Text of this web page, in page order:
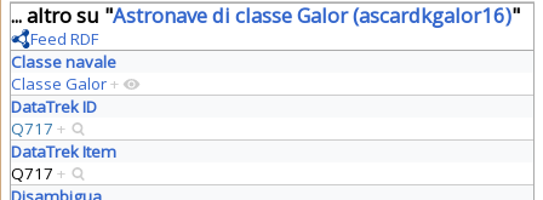
... altro su "Astronave di classe Galor (ascardkgalor16)"
Feed RDF
Classe navale
Classe Galor+
DataTrek ID
Q717 +
DataTrek Item
Q717 +